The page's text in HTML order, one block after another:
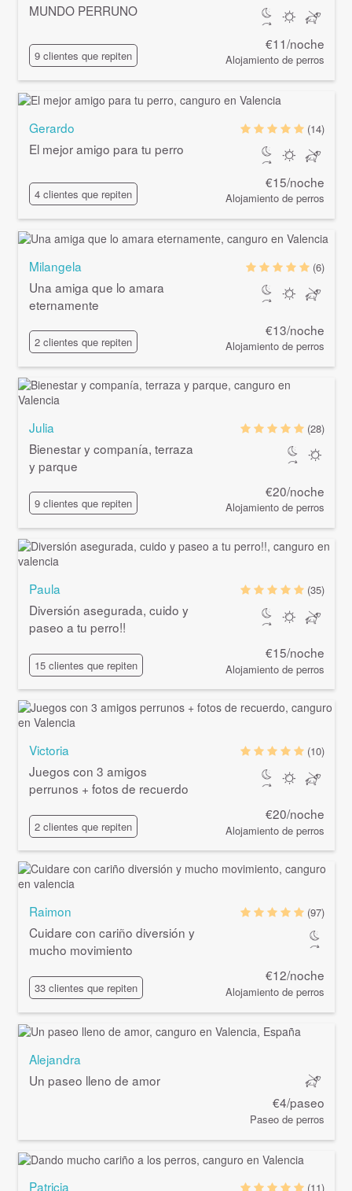
MUNDO PERRUNO
9 clientes que repiten
€11/noche
Alojamiento de perros
Gerardo
El mejor amigo para tu perro
4 clientes que repiten
(14)
€15/noche
Alojamiento de perros
Milangela
Una amiga que lo amara
eternamente
2 clientes que repiten
(6)
€13/noche
Alojamiento de perros
Julia
Bienestar y companía, terraza
y parque
9 clientes que repiten
(28)
€20/noche
Alojamiento de perros
Paula
Diversión asegurada, cuido y
paseo a tu perro!!
15 clientes que repiten
(35)
€15/noche
Alojamiento de perros
Victoria
Juegos con 3 amigos
perrunos + fotos de recuerdo
2 clientes que repiten
(10)
€20/noche
Alojamiento de perros
Raimon
Cuidare con cariño diversión y
mucho movimiento
33 clientes que repiten
(97)
€12/noche
Alojamiento de perros
Alejandra
Un paseo lleno de amor
€4/paseo
Paseo de perros
Patricia (11)